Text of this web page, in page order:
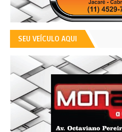
SEU VEÍCULO AQUI